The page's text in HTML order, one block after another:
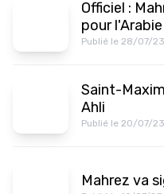
Officiel :
pour
Publié le 28/07/23
Saint-
Ahli
Publié le 20/07/23
Mahrez va